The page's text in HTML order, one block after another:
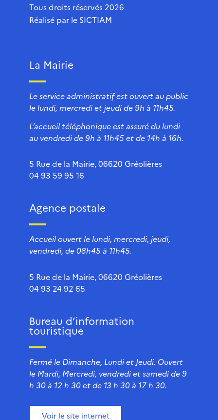
Tous droits réservés 2026
Réalisé par le SICTIAM
La Mairie
Le service administratif est ouvert au public
le lundi, mercredi et jeudi de 9h à 11h45.
L’accueil téléphonique est assuré du lundi
au vendredi de 9h à 11h45 et de 14h à 16h.
5 Rue de la Mairie, 06620 Gréolières
04 93 59 95 16
Agence postale
Accueil ouvert le lundi, mercredi, jeudi,
vendredi, de 08h45 à 11h45.
5 Rue de la Mairie, 06620 Gréolières
04 93 24 92 65
Bureau d’information
touristique
Fermé le Dimanche, Lundi et Jeudi. Ouvert
le Mardi, Mercredi, vendredi et samedi de 9
h 30 à 12 h 30 et de 13 h 30 à 17 h 30.
Voir le site internet